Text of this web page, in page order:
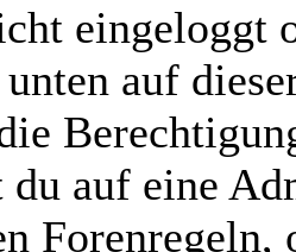
eingeloggt
auf
du auf eine
Forenregeln,